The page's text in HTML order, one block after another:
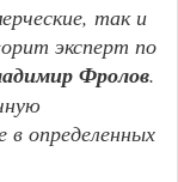
так и
эксперт по
Фролов.
определенных